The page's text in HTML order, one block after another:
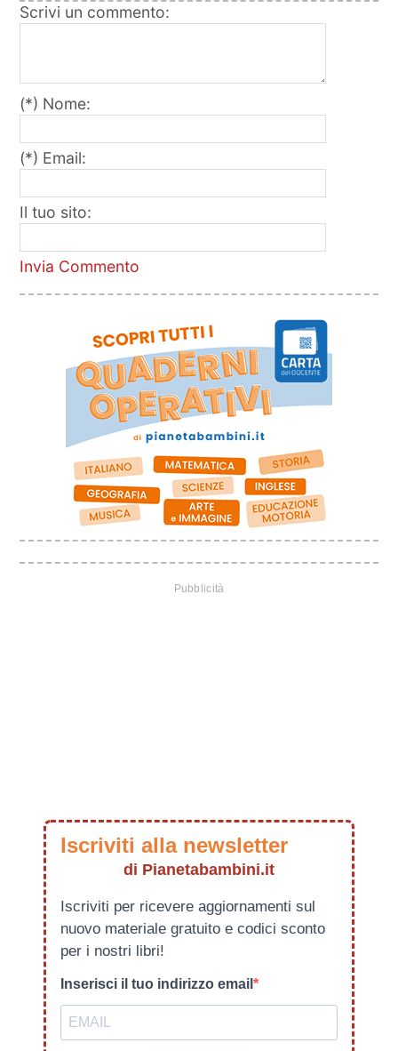
Scrivi un commento:
(*) Nome:
(*) Email:
Il tuo sito:
Invia Commento
Iscriviti alla newsletter
di Pianetabambini.it
Iscriviti per ricevere aggiornamenti sul
nuovo materiale gratuito e codici sconto
per i nostri libri!
Inserisci il tuo indirizzo email